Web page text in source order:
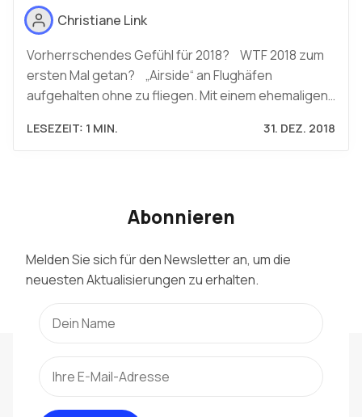
Christiane Link
Vorherrschendes Gefühl für 2018? WTF 2018 zum
ersten Mal getan? „Airside“ an Flughäfen
aufgehalten ohne zu fliegen. Mit einem ehemaligen…
LESEZEIT: 1 MIN. 31. DEZ. 2018
Abonnieren
Melden Sie sich für den Newsletter an, um die
neuesten Aktualisierungen zu erhalten.